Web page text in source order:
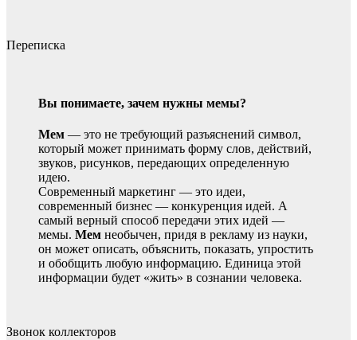
Переписка
Вы понимаете, зачем нужны мемы?
Мем — это не требующий разъяснений символ,
который может принимать форму слов, действий,
звуков, рисунков, передающих определенную
идею.
Современный маркетинг — это идеи,
современный бизнес — конкуренция идей. А
самый верный способ передачи этих идей —
мемы. Мем необычен, придя в рекламу из науки,
он может описать, объяснить, показать, упростить
и обобщить любую информацию. Единица этой
информации будет «жить» в сознании человека.
Звонок коллекторов